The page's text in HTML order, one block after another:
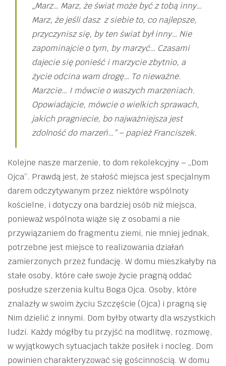
„Marz… Marz, że świat może być z tobą inny…
Marz, że jeśli dasz z siebie to, co najlepsze,
przyczynisz się, by ten świat był inny… Nie
zapominajcie o tym, by marzyć… Czasami
dajecie się ponieść i marzycie zbytnio, a
życie odcina wam drogę… To nieważne.
Marzcie… I mówcie o waszych marzeniach.
Opowiadajcie, mówcie o wielkich sprawach,
jakich pragniecie, bo najważniejsza jest
zdolność do marzeń…” – papież Franciszek.
Kolejne nasze marzenie, to dom rekolekcyjny – „Dom
Ojca”. Prawdą jest, że stałość miejsca jest specjalnym
darem odczytywanym przez niektóre wspólnoty
kościelne, i dotyczy ona bardziej osób niż miejsca,
ponieważ wspólnota wiąże się z osobami a nie
przywiązaniem do fragmentu ziemi, nie mniej jednak,
potrzebne jest miejsce to realizowania działań
zamierzonych przez fundację. W domu mieszkałyby na
stałe osoby, które całe swoje życie pragną oddać
posłudze szerzenia kultu Boga Ojca. Osoby, które
znalazły w swoim życiu Szczęście (Ojca) i pragną się
Nim dzielić z innymi. Dom byłby otwarty dla wszystkich
ludzi. Każdy mógłby tu przyjść na modlitwę, rozmowę,
w wyjątkowych sytuacjach także posiłek i nocleg. Dom
powinien charakteryzować się gościnnością. W domu